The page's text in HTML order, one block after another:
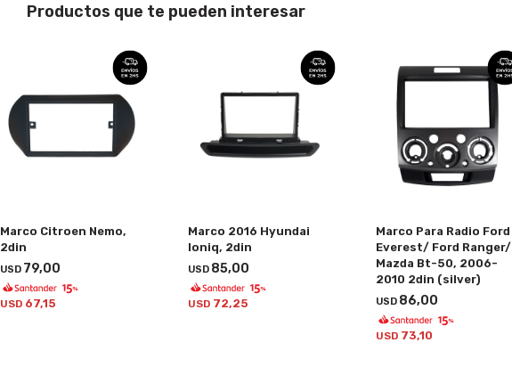
Productos que te pueden interesar
Marco Citroen Nemo,
2din
USD 79,00
USD 67,15
Marco 2016 Hyundai
Ioniq, 2din
USD 85,00
USD 72,25
Marco Para Radio Ford
Everest/ Ford Ranger/
Mazda Bt-50, 2006-
2010 2din (silver)
USD 86,00
USD 73,10